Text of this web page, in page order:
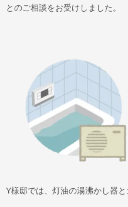
とのご相談をお受けしました。
Y様邸では、灯油の湯沸かし器と